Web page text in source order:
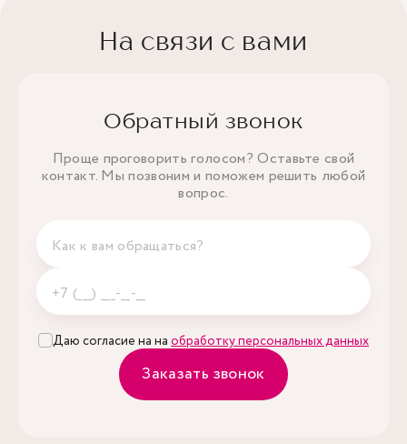
На связи с вами
Обратный звонок
Проще проговорить голосом? Оставьте свой
контакт. Мы позвоним и поможем решить любой
вопрос.
Даю согласие на на обработку персональных данных
Заказать звонок